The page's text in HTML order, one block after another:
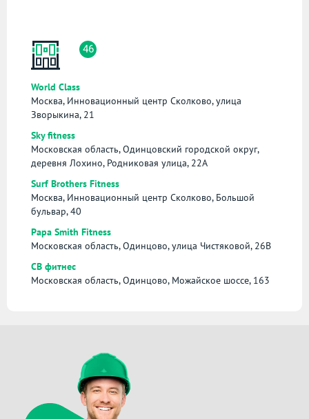
46
World Class
Москва, Инновационный центр Сколково, улица
Зворыкина, 21
Sky fitness
Московская область, Одинцовский городской округ,
деревня Лохино, Родниковая улица, 22А
Surf Brothers Fitness
Москва, Инновационный центр Сколково, Большой
бульвар, 40
Papa Smith Fitness
Московская область, Одинцово, улица Чистяковой, 26В
СВ фитнес
Московская область, Одинцово, Можайское шоссе, 163